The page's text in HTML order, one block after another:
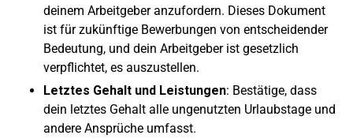
deinem Arbeitgeber anzufordern. Dieses Dokument
ist für zukünftige Bewerbungen von entscheidender
Bedeutung, und dein Arbeitgeber ist gesetzlich
verpflichtet, es auszustellen.
Letztes Gehalt und Leistungen: Bestätige, dass
dein letztes Gehalt alle ungenutzten Urlaubstage und
andere Ansprüche umfasst.